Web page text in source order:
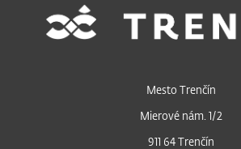
Mesto Trenčín
Mierové nám. 1/2
911 64 Trenčín